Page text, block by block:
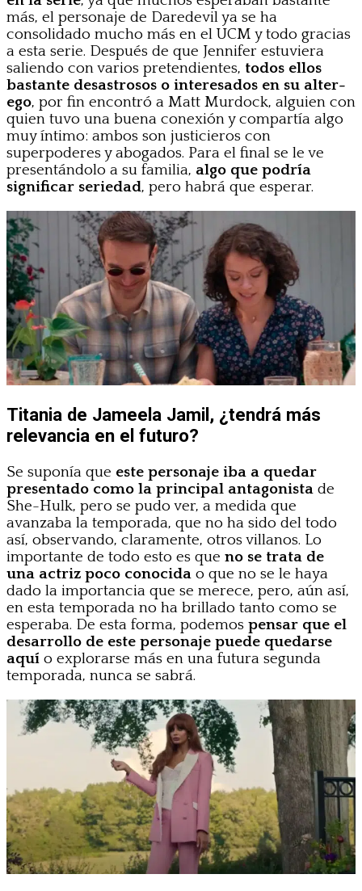
más, el personaje de Daredevil ya se ha
consolidado mucho más en el UCM y todo gracias
a esta serie. Después de que Jennifer estuviera
saliendo con varios pretendientes, todos ellos
bastante desastrosos o interesados en su alter-
ego, por fin encontró a Matt Murdock, alguien con
quien tuvo una buena conexión y compartía algo
muy íntimo: ambos son justicieros con
superpoderes y abogados. Para el final se le ve
presentándolo a su familia, algo que podría
significar seriedad, pero habrá que esperar.
Titania de Jameela Jamil, ¿tendrá más
relevancia en el futuro?
Se suponía que este personaje iba a quedar
presentado como la principal antagonista de
She-Hulk, pero se pudo ver, a medida que
avanzaba la temporada, que no ha sido del todo
así, observando, claramente, otros villanos. Lo
importante de todo esto es que no se trata de
una actriz poco conocida o que no se le haya
dado la importancia que se merece, pero, aún así,
en esta temporada no ha brillado tanto como se
esperaba. De esta forma, podemos pensar que el
desarrollo de este personaje puede quedarse
aquí o explorarse más en una futura segunda
temporada, nunca se sabrá.